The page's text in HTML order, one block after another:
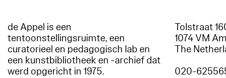
de Appel is een
tentoonstellingsruimte, een
curatorieel en pedagogisch lab en
een kunstbibliotheek en -archief dat
werd opgericht in 1975.
Tolstraat
1074 VM
The
020-